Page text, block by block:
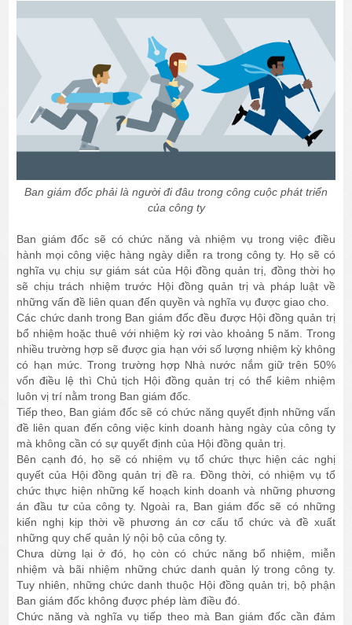
Ban giám đốc phải là người đi đâu trong công cuộc phát triển
của công ty
Ban giám đốc sẽ có chức năng và nhiệm vụ trong việc điều
hành mọi công việc hàng ngày diễn ra trong công ty. Họ sẽ có
nghĩa vụ chịu sự giám sát của Hội đồng quản trị, đồng thời họ
sẽ chịu trách nhiệm trước Hội đồng quản trị và pháp luật về
những vấn đề liên quan đến quyền và nghĩa vụ được giao cho.
Các chức danh trong Ban giám đốc đều được Hội đồng quản trị
bổ nhiệm hoặc thuê với nhiệm kỳ rơi vào khoảng 5 năm. Trong
nhiều trường hợp sẽ được gia hạn với số lượng nhiệm kỳ không
có hạn mức. Trong trường hợp Nhà nước nắm giữ trên 50%
vốn điều lệ thì Chủ tịch Hội đồng quản trị có thể kiêm nhiệm
luôn vị trí nằm trong Ban giám đốc.
Tiếp theo, Ban giám đốc sẽ có chức năng quyết định những vấn
đề liên quan đến công việc kinh doanh hàng ngày của công ty
mà không cần có sự quyết định của Hội đồng quản trị.
Bên cạnh đó, họ sẽ có nhiệm vụ tổ chức thực hiện các nghị
quyết của Hội đồng quản trị đề ra. Đồng thời, có nhiệm vụ tổ
chức thực hiện những kế hoạch kinh doanh và những phương
án đầu tư của công ty. Ngoài ra, Ban giám đốc sẽ có những
kiến nghị kịp thời về phương án cơ cấu tổ chức và đề xuất
những quy chế quản lý nội bộ của công ty.
Chưa dừng lại ở đó, họ còn có chức năng bổ nhiệm, miễn
nhiệm và bãi nhiệm những chức danh quản lý trong công ty.
Tuy nhiên, những chức danh thuộc Hội đồng quản trị, bộ phận
Ban giám đốc không được phép làm điều đó.
Chức năng và nghĩa vụ tiếp theo mà Ban giám đốc cần đảm